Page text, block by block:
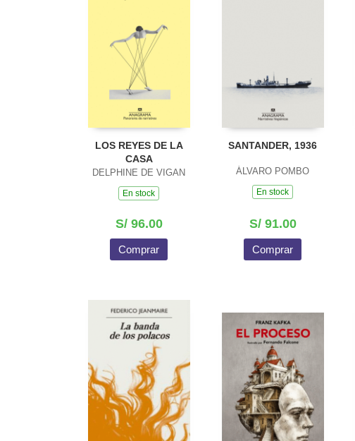
LOS REYES DE LA
CASA
DELPHINE DE VIGAN
En stock
S/ 96.00
Comprar
SANTANDER, 1936
ÁLVARO POMBO
En stock
S/ 91.00
Comprar